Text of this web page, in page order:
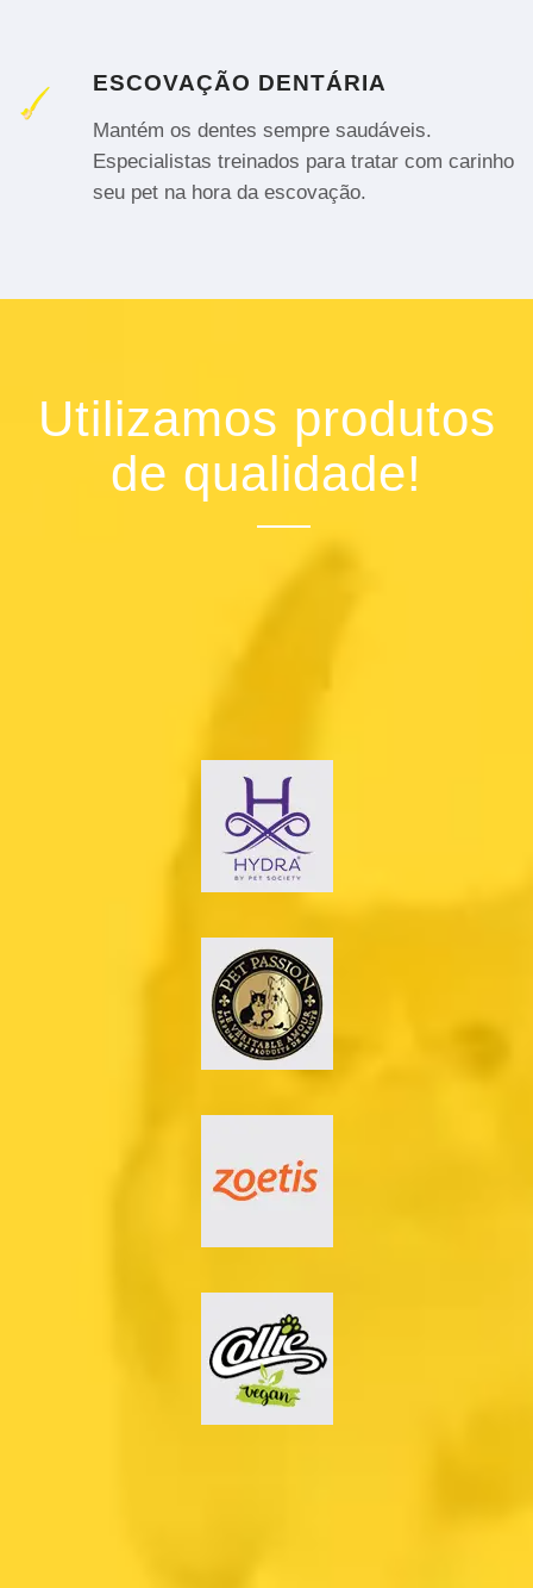
ESCOVAÇÃO DENTÁRIA
Mantém os dentes sempre saudáveis.
Especialistas treinados para tratar com carinho
seu pet na hora da escovação.
Utilizamos produtos
de qualidade!